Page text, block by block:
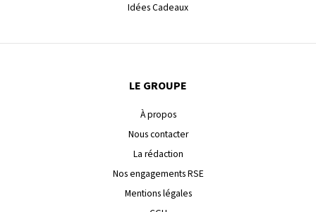
Idées Cadeaux
LE GROUPE
À propos
Nous contacter
La rédaction
Nos engagements RSE
Mentions légales